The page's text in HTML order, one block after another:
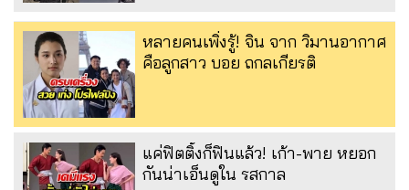
หลายคนเพิ่งรู้! จิน จาก วิมานอากาศ
คือลูกสาว บอย ถกลเกียรติ
แค่ฟิตติ้งก็ฟินแล้ว! เก้า-พาย หยอก
กันน่าเอ็นดูใน รสกาล